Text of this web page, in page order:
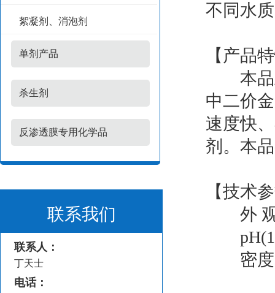
絮凝剂、消泡剂
单剂产品
杀生剂
反渗透膜专用化学品
联系我们
联系人：
丁天士
电话：
不同水
【产品
本品主
中二价
速度快
剂。本
【技术
外
密度